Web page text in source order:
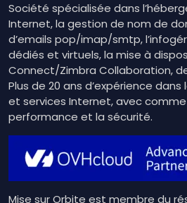
Société spécialisée dans
Internet, la gestion de nom de
d’emails pop/imap/smtp,
dédiés et virtuels, la mise à
Connect/Zimbra Collaboration,
Plus de 20 ans d’expérience
et services Internet, avec
performance et la sécurité.
Mise sur Orbite est membre du